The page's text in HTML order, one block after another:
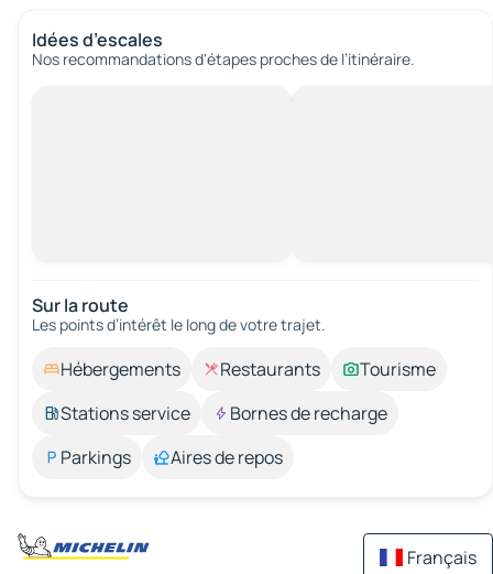
Idées d’escales
Nos recommandations d'étapes proches de l’itinéraire.
Sur la route
Les points d’intérêt le long de votre trajet.
Hébergements Restaurants
Tourisme
Stations service
Bornes de recharge
Parkings
Aires de repos
Français